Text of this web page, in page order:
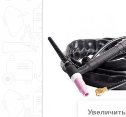
Увеличить